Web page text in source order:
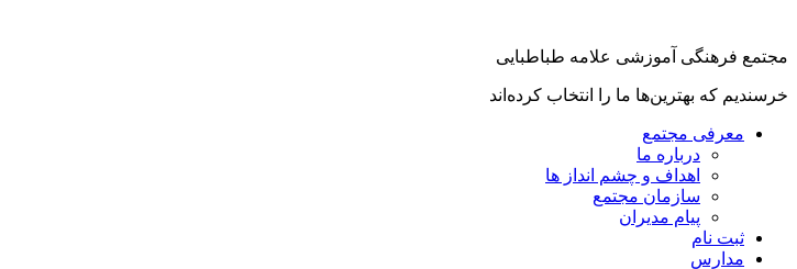
مجتمع فرهنگی آموزشی علامه طباطبایی
خرسندیم که بهترین‌ها ما را انتخاب کرده‌اند
معرفی مجتمع
درباره ما
اهداف و چشم انداز ها
سازمان مجتمع
پیام مدیران
ثبت نام
مدارس